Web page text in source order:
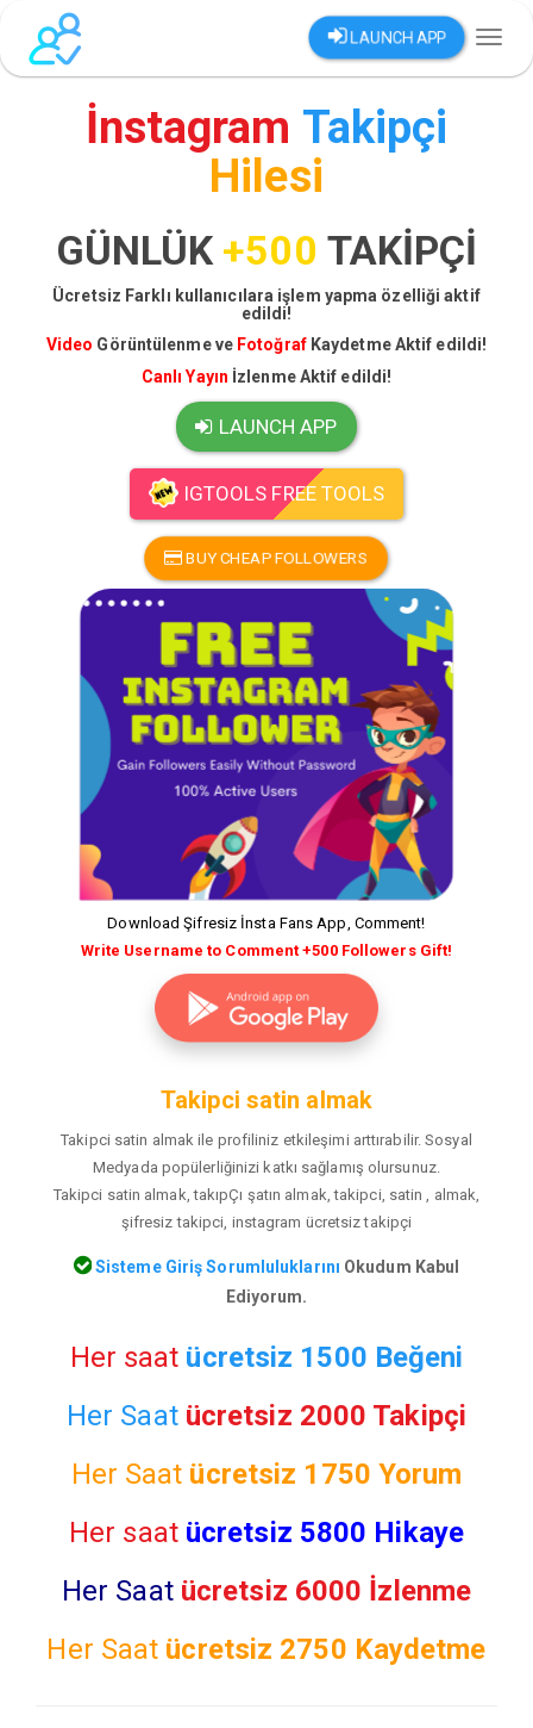
LAUNCH APP
İnstagram Takipçi
Hilesi
GÜNLÜK +500 TAKİPÇİ
Ücretsiz Farklı kullanıcılara işlem yapma özelliği aktif
edildi!
Video Görüntülenme ve Fotoğraf Kaydetme Aktif edildi!
Canlı Yayın İzlenme Aktif edildi!
LAUNCH APP
IGTOOLS FREE TOOLS
BUY CHEAP FOLLOWERS
Download Şifresiz İnsta Fans App, Comment!
Write Username to Comment +500 Followers Gift!
Takipci satin almak
Takipci satin almak ile profiliniz etkileşimi arttırabilir. Sosyal
Medyada popülerliğinizi katkı sağlamış olursunuz.
Takipci satin almak, takıpÇı şatın almak, takipci, satin , almak,
şifresiz takipci, instagram ücretsiz takipçi
Sisteme Giriş Sorumluluklarını Okudum Kabul
Ediyorum.
Her saat ücretsiz 1500 Beğeni
Her Saat ücretsiz 2000 Takipçi
Her Saat ücretsiz 1750 Yorum
Her saat ücretsiz 5800 Hikaye
Her Saat ücretsiz 6000 İzlenme
Her Saat ücretsiz 2750 Kaydetme